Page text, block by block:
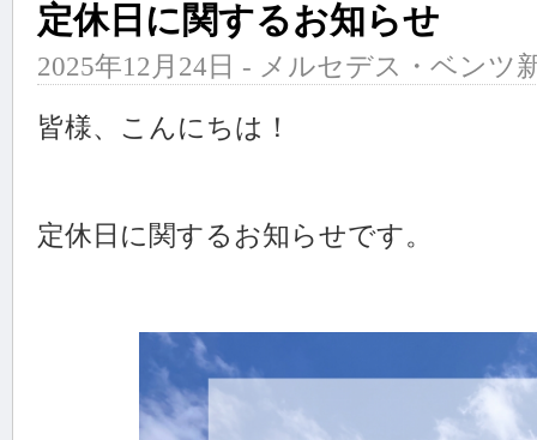
定休日に関するお知らせ
2025年12月24日 - メルセデス・ベンツ
皆様、こんにちは！
定休日に関するお知らせです。